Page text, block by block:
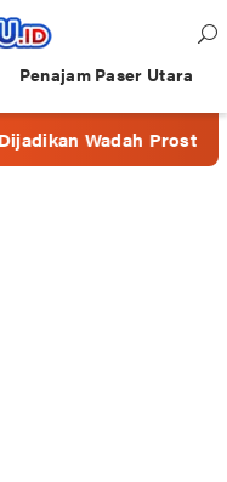
Penajam Paser Utara
Prostitusi